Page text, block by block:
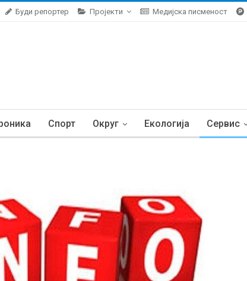
Буди репортер Пројекти Медијска писменост
Спорт Округ Екологија Сервис